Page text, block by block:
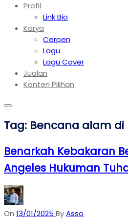
Profil
Link Bio
Karya
Cerpen
Lagu
Lagu Cover
Jualan
Konten Pilihan
Tag: Bencana alam di
Benarkah Kebakaran
Angeles Hukuman
On 13/01/2025 ByAsso